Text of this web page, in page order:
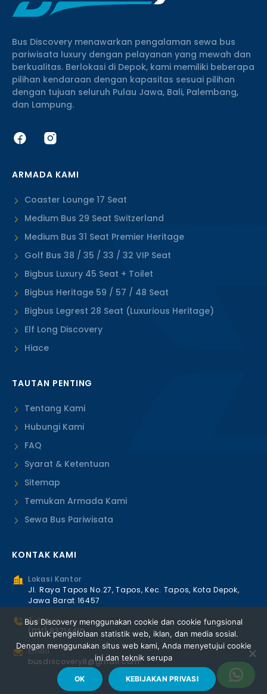
Bus Discovery menawarkan pengalaman sewa bus
pariwisata luxury dengan pelayanan yang mewah dan
berkualitas. Berlokasi di Depok, kami memiliki beberapa
pilihan kendaraan dengan kapasitas sesuai pilihan
dengan tujuan seluruh Pulau Jawa, Bali, Palembang,
dan Lampung.
ARMADA KAMI
Coaster Lounge 17 Seat
Medium Bus 29 Seat Switzerland
Medium Bus 31 Seat Premier Heritage
Golf Bus 38 / 35 / 33 / 32 VIP Seat
Bigbus Luxury 45 Seat + Toilet
Bigbus Heritage 59 / 57 / 48 Seat
Bigbus Legrest 28 Seat (Luxurious Heritage)
Elf Long Discovery
Hiace
TAUTAN PENTING
Tentang Kami
Hubungi Kami
FAQ
Syarat & Ketentuan
Sitemap
Temukan Armada Kami
Sewa Bus Pariwisata
KONTAK KAMI
Lokasi Kantor
Jl. Raya Tapos No.27, Tapos, Kec. Tapos, Kota Depok,
Jawa Barat 16457
Telepon
(021) 83714410
Email
busdiscovery8@gmail.com
Bus Discovery menggunakan cookie dan cookie fungsional
untuk pengelolaan statistik web, iklan, dan media sosial.
Dengan menggunakan situs web kami, Anda menyetujui cookie
ini dan teknik serupa
OK KEBIJAKAN PRIVASI